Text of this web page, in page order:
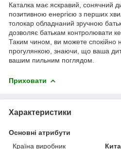
Каталка має яскравий, сонячний
позитивною енергією з перших
толокар обладнаний зручною
дозволяє батькам контролювати
Таким чином, ви можете спокійно
прогулянкою, знаючи, що ваша
вашим пильним поглядом.
Приховати
Характеристики
Основні атрибути
Країна виробник